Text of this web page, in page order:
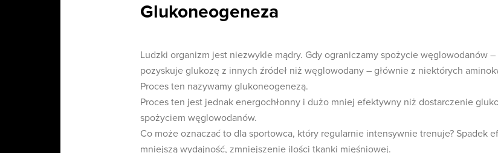
Glukoneogeneza
Ludzki organizm jest niezwykle mądry. Gdy ograniczamy spożycie węglowodanów –
pozyskuje glukozę z innych źródeł niż węglowodany – głównie z niektórych
Proces ten nazywamy glukoneogenezą.
Proces ten jest jednak energochłonny i dużo mniej efektywny niż dostarczenie
spożyciem węglowodanów.
Co może oznaczać to dla sportowca, który regularnie intensywnie trenuje? Spadek
mniejszą wydajność, zmniejszenie ilości tkanki mięśniowej.